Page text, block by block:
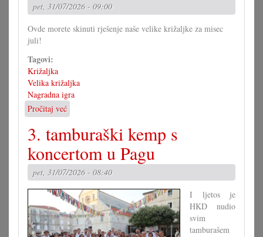
pet, 31/07/2026 - 09:00
Ovde morete skinuti rješenje naše velike križaljke za misec
juli!
Tagovi:
Križaljka
Velika križaljka
Nagradna igra
Pročitaj već
Rješenje
velike
križaljke
za
misec
juli
3. tamburaški kemp s
koncertom u Pagu
pet, 31/07/2026 - 08:40
I ljetos je
HKD nudio
svim
tamburašem